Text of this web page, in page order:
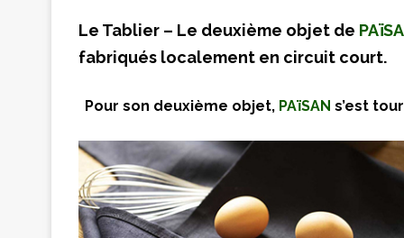
Le Tablier – Le deuxième objet de
fabriqués localement en circuit court.
Pour son deuxième objet, PAïSAN s’est